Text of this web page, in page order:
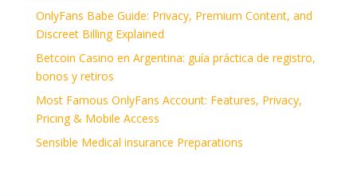
OnlyFans Babe Guide: Privacy, Premium Content, and
Discreet Billing Explained
Betcoin Casino en Argentina: guía práctica de registro,
bonos y retiros
Most Famous OnlyFans Account: Features, Privacy,
Pricing & Mobile Access
Sensible Medical insurance Preparations